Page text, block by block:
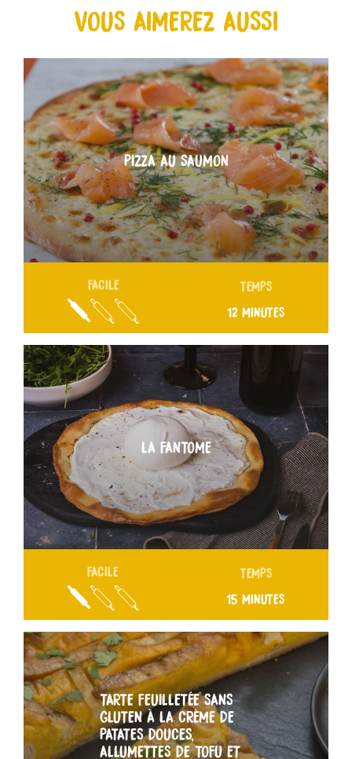
VOUS AIMEREZ AUSSI
PIZZA AU SAUMON
FACILE TEMPS
12 MINUTES
LA FANTOME
FACILE TEMPS
15 MINUTES
TARTE FEUILLETÉE SANS
GLUTEN À LA CRÈME DE
PATATES DOUCES,
ALLUMETTES DE TOFU ET